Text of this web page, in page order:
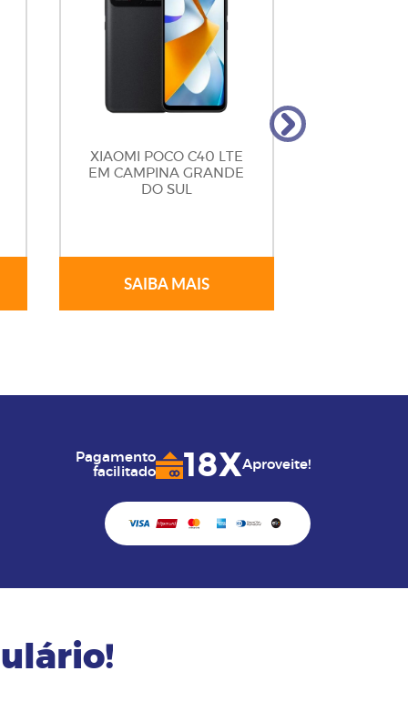
XIAOMI POCO C40 LTE
EM CAMPINA GRANDE
DO SUL
SAIBA MAIS
Pagamento
facilitado
18XAproveite!